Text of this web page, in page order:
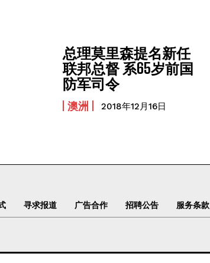
总理莫里森提名新任
联邦总督 系65岁前国
防军司令
澳洲 2018年12月16日
寻求报道 广告合作 招聘公告 服务条款